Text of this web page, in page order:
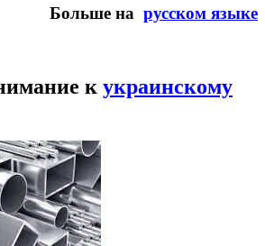
Больше на русском языке
к украинскому